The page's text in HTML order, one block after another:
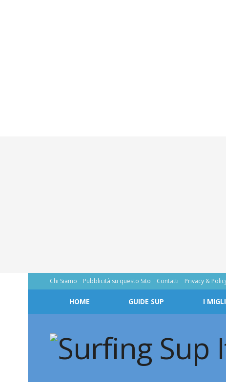
Chi Siamo Pubblicità su questo Sito Contatti Privacy &
HOME GUIDE SUP I